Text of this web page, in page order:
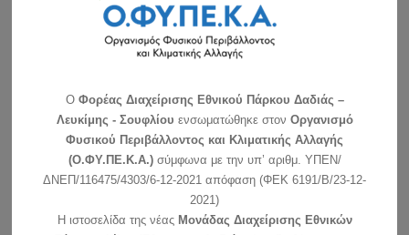
O Φορέας Διαχείρισης Εθνικού Πάρκου Δαδιάς –
Λευκίμης - Σουφλίου ενσωματώθηκε στον Οργανισμό
Φυσικού Περιβάλλοντος και Κλιματικής Αλλαγής
(Ο.ΦΥ.ΠΕ.Κ.Α.)σύμφωνα με την υπ’ αριθμ. ΥΠΕΝ/
ΔΝΕΠ/116475/4303/6-12-2021 απόφαση (ΦΕΚ 6191/Β/23-12-
2021)
Η ιστοσελίδα της νέας Μονάδας Διαχείρισης Εθνικών